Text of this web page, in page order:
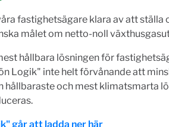
fastighetsägare klara av att ställa
målet om netto-noll
hållbara lösningen för
Logik" inte helt förvånande att
hållbaraste och mest klimatsmarta
går att ladda ner här